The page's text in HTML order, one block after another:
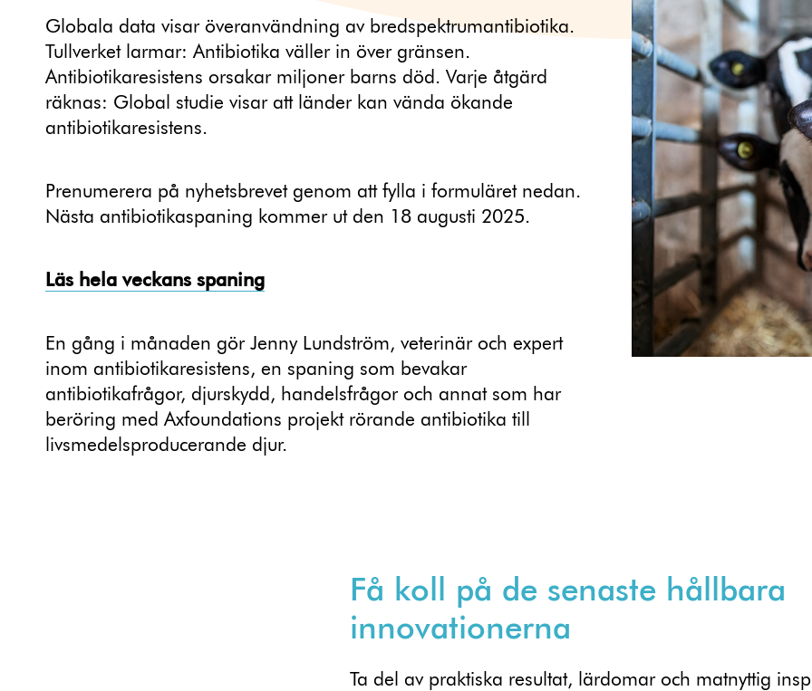
Globala data visar överanvändning av bredspektrumantibiotika.
Tullverket larmar: Antibiotika väller in över gränsen.
Antibiotikaresistens orsakar miljoner barns död. Varje åtgärd
räknas: Global studie visar att länder kan vända ökande
antibiotikaresistens.
Prenumerera på nyhetsbrevet genom att fylla i formuläret nedan.
Nästa antibiotikaspaning kommer ut den 18 augusti 2025.
Läs hela veckans spaning
En gång i månaden gör Jenny Lundström, veterinär och expert
inom antibiotikaresistens, en spaning som bevakar
antibiotikafrågor, djurskydd, handelsfrågor och annat som har
beröring med Axfoundations projekt rörande antibiotika till
livsmedelsproducerande djur.
Få koll på de senaste hållbara
innovationerna
Ta del av praktiska resultat, lärdomar och matnyttig